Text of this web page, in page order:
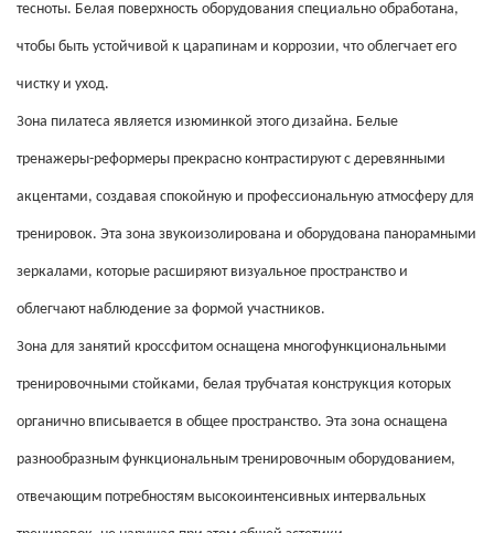
тесноты. Белая поверхность оборудования специально обработана,
чтобы быть устойчивой к царапинам и коррозии, что облегчает его
чистку и уход.
Зона пилатеса является изюминкой этого дизайна. Белые
тренажеры-реформеры прекрасно контрастируют с деревянными
акцентами, создавая спокойную и профессиональную атмосферу для
тренировок. Эта зона звукоизолирована и оборудована панорамными
зеркалами, которые расширяют визуальное пространство и
облегчают наблюдение за формой участников.
Зона для занятий кроссфитом оснащена многофункциональными
тренировочными стойками, белая трубчатая конструкция которых
органично вписывается в общее пространство. Эта зона оснащена
разнообразным функциональным тренировочным оборудованием,
отвечающим потребностям высокоинтенсивных интервальных